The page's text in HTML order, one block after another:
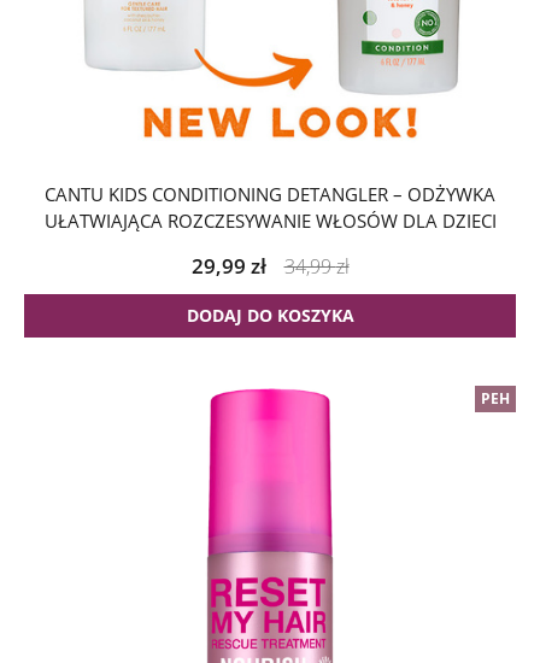
CANTU KIDS CONDITIONING DETANGLER – ODŻYWKA
UŁATWIAJĄCA ROZCZESYWANIE WŁOSÓW DLA DZIECI
29,99 zł 34,99zł
DODAJ DO KOSZYKA
PEH